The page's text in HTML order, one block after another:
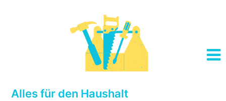
Alles für den Haushalt